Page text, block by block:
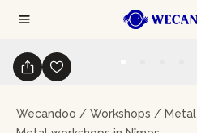
Wecandoo / Workshops / Metal